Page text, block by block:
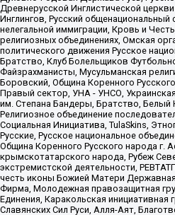
Древнерусской Инглистической
Инглингов, Русский
нелегальной иммиграции, Кровь и
религиозных объединениях, Омская
политического движения Русское
Братство, Клуб Болельщиков
Файзрахманисты, Мусульманская
Боровский, Община Коренного
Правый сектор, УНА - УНСО,
им. Степана Бандеры, Братство, Белый
Религиозное объединение
Социальная Инициатива, TulaSkins,
Русские, Русское национальное
Община Коренного Русского народа г.
крымскотатарского народа, Рубеж
экстремистской деятельности,
честь иконы Божией Матери
Фирма, Молодежная правозащитная
Единения, Каракольская
Славянских Сил Руси, Алля-Аят,